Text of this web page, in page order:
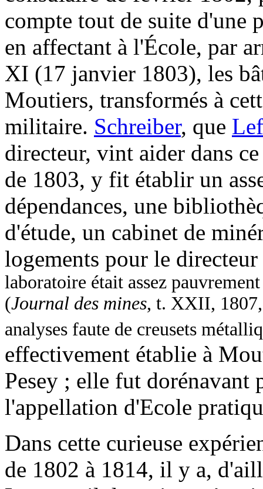
compte tout de suite d'une
en affectant à l'École, par
XI (17 janvier 1803), les
Moutiers, transformés à
militaire. Schreiber, que
directeur, vint aider dans
de 1803, y fit établir un
dépendances, une
d'étude, un cabinet de
logements pour le
laboratoire était assez
(Journal des mines, t. XXII, 1807,
analyses faute de creusets
effectivement établie à
Pesey ; elle fut dorénavant
l'appellation d'Ecole
Dans cette curieuse
de 1802 à 1814, il y a,